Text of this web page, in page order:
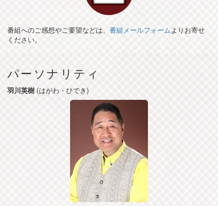
番組へのご感想やご要望などは、 番組メールフォーム よりお寄せ
ください。
パーソナリティ
羽川英樹(はがわ・ひでき)